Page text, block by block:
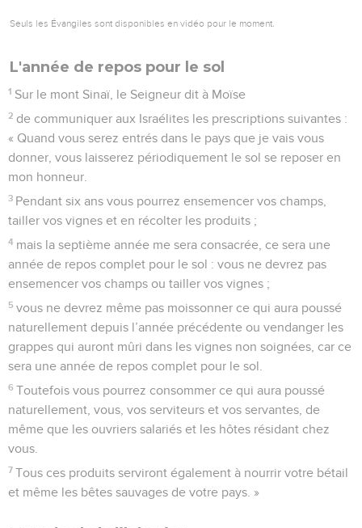
Seuls les Évangiles sont disponibles en vidéo pour le moment.
L'année de repos pour le sol
1 Sur le mont Sinaï, le Seigneur dit à Moïse
2 de communiquer aux Israélites les prescriptions suivantes :
« Quand vous serez entrés dans le pays que je vais vous
donner, vous laisserez périodiquement le sol se reposer en
mon honneur.
3 Pendant six ans vous pourrez ensemencer vos champs,
tailler vos vignes et en récolter les produits ;
4 mais la septième année me sera consacrée, ce sera une
année de repos complet pour le sol : vous ne devrez pas
ensemencer vos champs ou tailler vos vignes ;
5 vous ne devrez même pas moissonner ce qui aura poussé
naturellement depuis l’année précédente ou vendanger les
grappes qui auront mûri dans les vignes non soignées, car ce
sera une année de repos complet pour le sol.
6 Toutefois vous pourrez consommer ce qui aura poussé
naturellement, vous, vos serviteurs et vos servantes, de
même que les ouvriers salariés et les hôtes résidant chez
vous.
7 Tous ces produits serviront également à nourrir votre bétail
et même les bêtes sauvages de votre pays. »